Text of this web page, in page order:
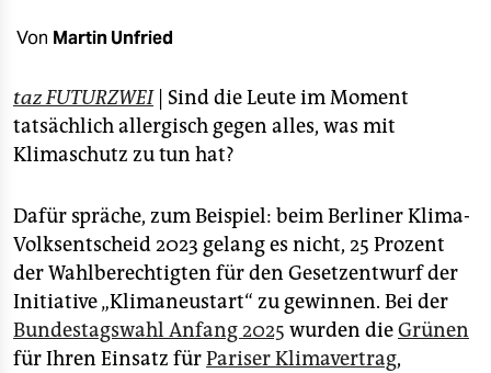
epaper login
Von Martin Unfried
taz FUTURZWEI
| Sind die Leute im Moment
tatsächlich allergisch gegen alles, was mit
Klimaschutz zu tun hat?
Dafür spräche, zum Beispiel: beim Berliner Klima-
Volksentscheid 2023 gelang es nicht, 25 Prozent
der Wahlberechtigten für den Gesetzentwurf der
Initiative „Klimaneustart“ zu gewinnen. Bei der
Bundestagswahl Anfang 2025 wurden dieGrünen
für Ihren Einsatz fürPariser Klimavertrag,